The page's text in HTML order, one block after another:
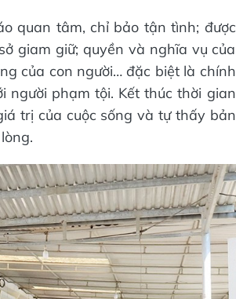
​quan tâm, chỉ bảo tận tình; được
giam giữ; quyền và nghĩa vụ của
của con người… đặc biệt là chính
người phạm tội. Kết thúc thời gian
trị của cuộc sống và tự thấy bản